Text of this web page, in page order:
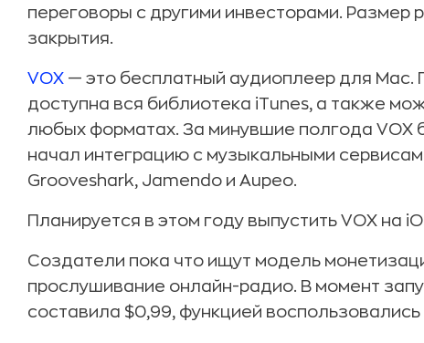
переговоры с другими инвесторами. Размер
закрытия.
VOX — это бесплатный аудиоплеер для Mac.
доступна вся библиотека iTunes, а также
любых форматах. За минувшие полгода VOX
начал интеграцию с музыкальными
Grooveshark, Jamendo и Aupeo.
Планируется в этом году выпустить VOX на
Создатели пока что ищут модель
прослушивание онлайн-радио. В момент
составила $0,99, функцией воспользовались